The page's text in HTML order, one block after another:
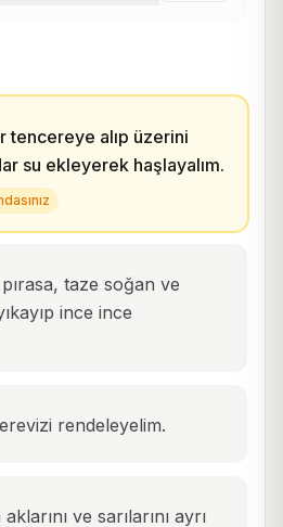
tencereye alıp üzerini
su ekleyerek haşlayalım.
taze soğan ve
ince ince
rendeleyelim.
ve sarılarını ayrı